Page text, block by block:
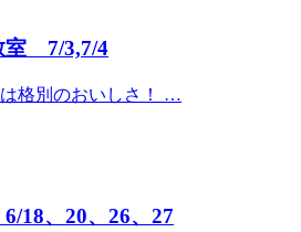
室 7/3,7/4
格別のおいしさ！ …
18、20、26、27